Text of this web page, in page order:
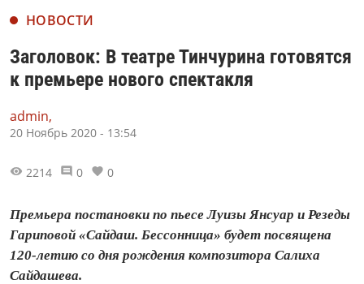
НОВОСТИ
Заголовок: В театре Тинчурина готовятся
к премьере нового спектакля
admin,
20 Ноябрь 2020 - 13:54
2214 0 0
Премьера постановки по пьесе Луизы Янсуар и Резеды
Гариповой «Сайдаш. Бессонница» будет посвящена
120-летию со дня рождения композитора Салиха
Сайдашева.